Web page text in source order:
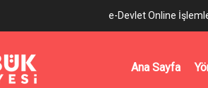
e-Devlet Online
Ana Sayfa